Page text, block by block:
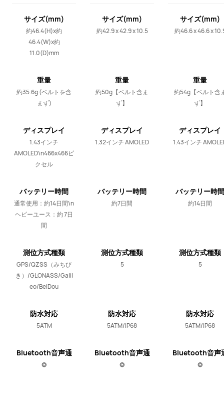
サイズ(mm)
(W×H×D)
約46.4(H)x約
46.4(W)x約
11.0(D)mm
重量
約35.6g (ベルトを含
まず)
ディスプレイ
1.43インチ
AMOLED\n466x466ピ
クセル
バッテリー時間
通常使用：約14日間\n
ヘビーユース：約 7日
間
測位方式種類
GPS/QZSS（みちび
き）/GLONASS/Galil
eo/BeiDou
防水対応
5ATM
Bluetooth音声通
話マイク・スピー
⭗
サイズ(mm)
(W×H×D)
約42.9 x 42.9 x 10.5
重量
約50g【ベルト含ま
ず】
ディスプレイ
1.32インチ AMOLED
バッテリー時間
約7日間
測位方式種類
5
防水対応
5ATM/IP68
Bluetooth音声通
話マイク・スピー
⭗
サイズ(mm)
(W×H×D)
約46.6 x 46.6 x
重量
約54g【ベルト含
ず】
ディスプレイ
1.43インチ
バッテリー時間
約14日間
測位方式種類
5
防水対応
5ATM/IP68
Bluetooth音声
話マイク・スピ
⭗